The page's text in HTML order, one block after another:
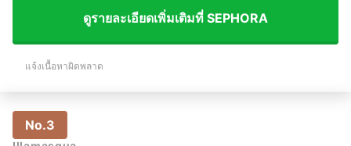
ดูรายละเอียดเพิ่มเติมที่ SEPHORA
แจ้งเนื้อหาผิดพลาด
No.3